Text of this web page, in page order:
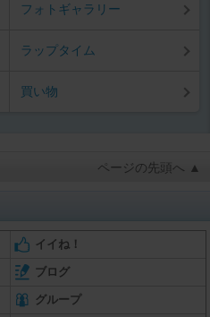
フォトギャラリー
ラップタイム
買い物
ページの先頭へ ▲
イイね！
ブログ
グループ